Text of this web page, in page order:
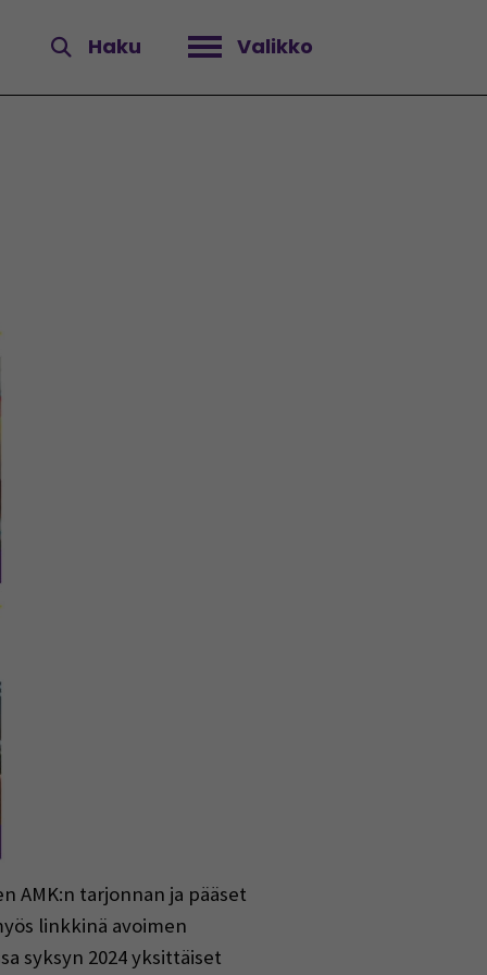
Haku Valikko
Avaa valikko
AMK:n tarjonnan ja pääset
linkkinä avoimen
syksyn 2024 yksittäiset